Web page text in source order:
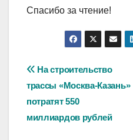
Спасибо за чтение!
Навигация
по
записям
На строительство
трассы «Москва-Казань»
потратят 550
миллиардов рублей